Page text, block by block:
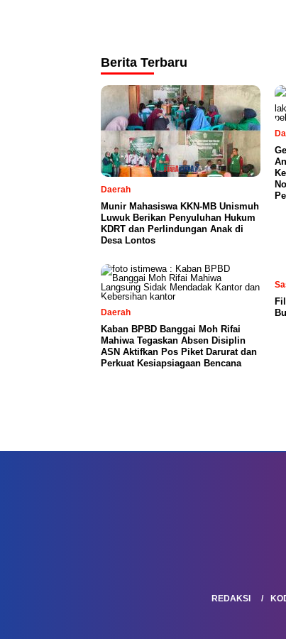
Berita Terbaru
Daerah
Munir Mahasiswa KKN-MB Unismuh
Luwuk Berikan Penyuluhan Hukum
KDRT dan Perlindungan Anak di
Desa Lontos
Daerah
Kaban BPBD Banggai Moh Rifai
Mahiwa Tegaskan Absen Disiplin
ASN Aktifkan Pos Piket Darurat dan
Perkuat Kesiapsiagaan Bencana
REDAKSI